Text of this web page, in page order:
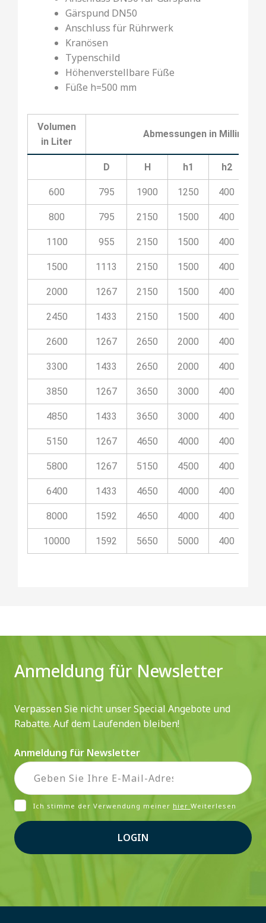
Gärspund DN50
Anschluss für Rührwerk
Kranösen
Typenschild
Höhenverstellbare Füße
Füße h=500 mm
Volumen
in Liter
Abmessungen in Millimeter
D H h1 h2
600 795 1900 1250 400
800 795 2150 1500 400
1100 955 2150 1500 400
1500 1113 2150 1500 400
2000 1267 2150 1500 400
2450 1433 2150 1500 400
2600 1267 2650 2000 400
3300 1433 2650 2000 400
3850 1267 3650 3000 400
4850 1433 3650 3000 400
5150 1267 4650 4000 400
5800 1267 5150 4500 400
6400 1433 4650 4000 400
8000 1592 4650 4000 400
10000 1592 5650 5000 400
Anmeldung für Newsletter
Verpassen Sie nicht unser Special Angebote und
Rabatte. Auf dem Laufenden bleiben!
Anmeldung für Newsletter
Ich stimme der Verwendung meiner hier Weiterlesen
LOGIN